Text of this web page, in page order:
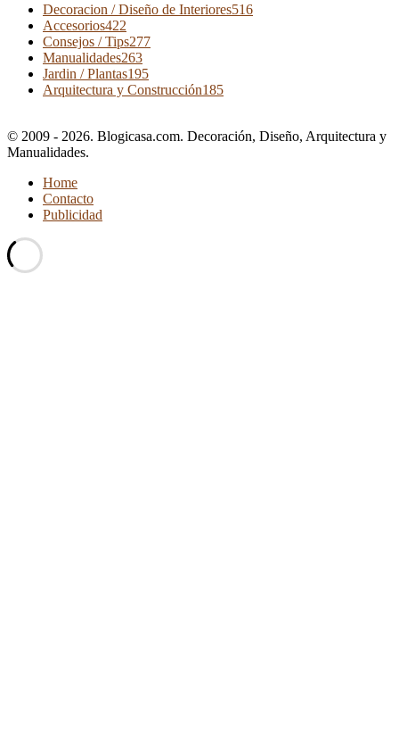
Decoracion / Diseño de Interiores516
Accesorios422
Consejos / Tips277
Manualidades263
Jardin / Plantas195
Arquitectura y Construcción185
© 2009 - 2026. Blogicasa.com. Decoración, Diseño, Arquitectura y
Manualidades.
Home
Contacto
Publicidad